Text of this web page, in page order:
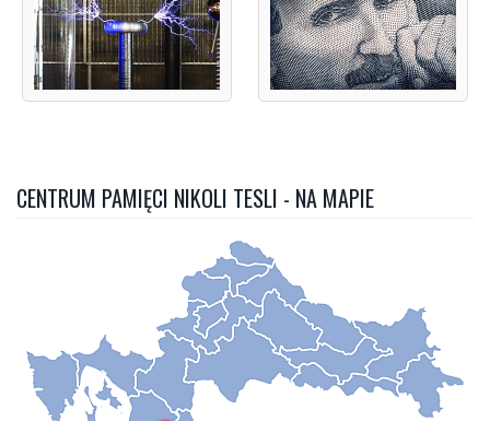
CENTRUM PAMIĘCI NIKOLI TESLI - NA MAPIE